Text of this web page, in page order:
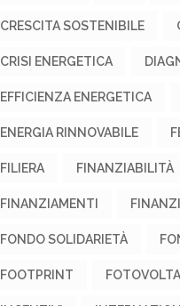
CRESCITA SOSTENIBILE
CRISI ENERGETICA
EFFICIENZA ENERGETICA
ENERGIA RINNOVABILE
FILIERA FINANZIABILITÀ
FINANZIAMENTI
FONDO SOLIDARIETÀ
FOOTPRINT